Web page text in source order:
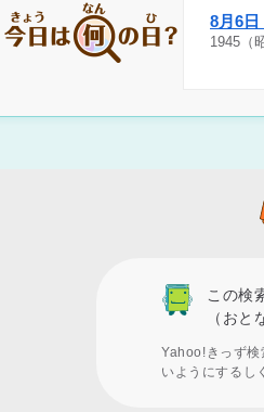
8月6
1945（
この検
（おと
Yahoo!きっず検
いようにするし